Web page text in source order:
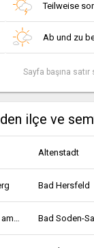
Teilweise
Ab und zu
Sayfa başına satır
ilçe ve
Altenstadt
Bad Hersfeld
Bad Soden am Taunus